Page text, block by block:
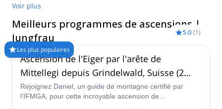
dans l'Oberland bernois. Avec l'Eiger et le Mont, ces trois
des Alpes suisses. Ne manquez pas l'occasion de grimper au
sommet de la Jungfrau avec l'aide d'un des guides certifiés
d'Explore-Share.com !
Voir plus
Meilleurs programmes de ascensions |
Jungfrau
Les plus populaires
5.0 (1)
Ascension de l'Eiger par l'arête de
Mittellegi depuis Grindelwald, Suisse (2
jours)
Rejoignez Daniel, un guide de montagne certifié par
l'IFMGA, pour cette incroyable ascension de